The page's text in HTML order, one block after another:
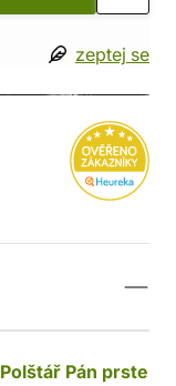
zeptej se
Polštář Pán